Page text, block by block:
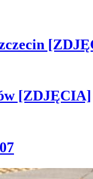
[ZDJĘCIA]